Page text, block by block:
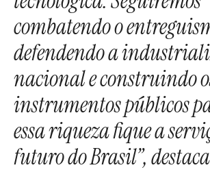
combatendo o
defendendo a
nacional e construindo
instrumentos públicos
essa riqueza fique a
futuro do Brasil”,